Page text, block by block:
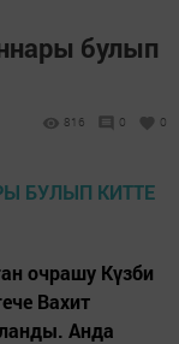
булып
816 0 0
очрашу Күзби
Вахит
Анда